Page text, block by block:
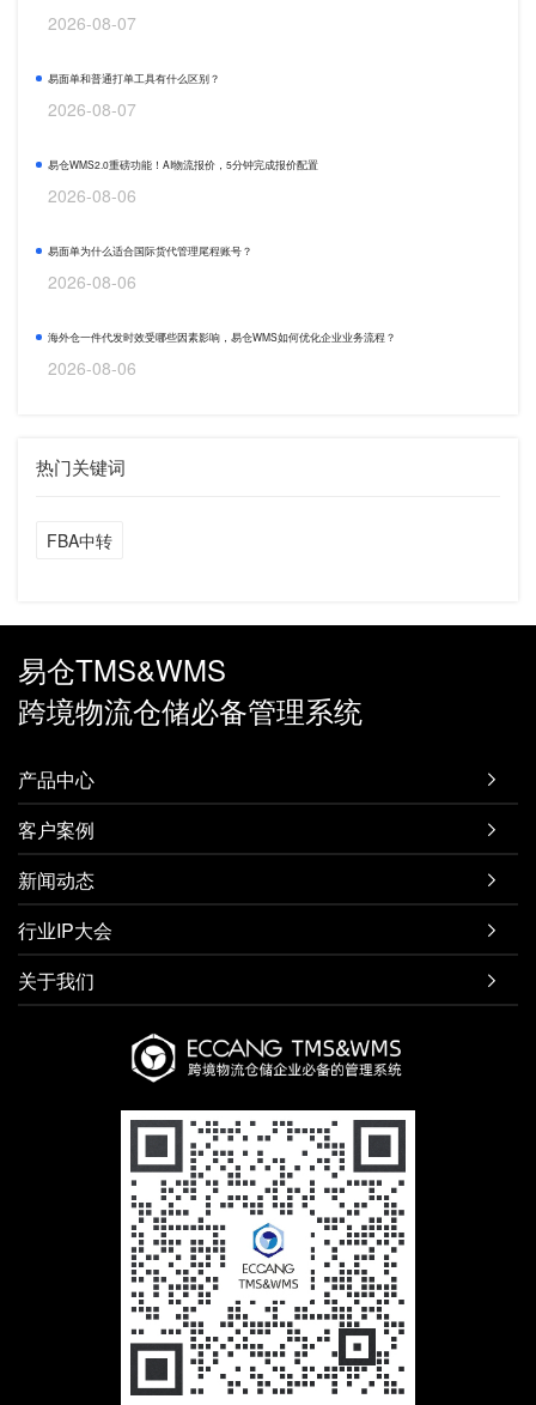
2026-08-07
易面单和普通打单工具有什么区别？
2026-08-07
易仓WMS2.0重磅功能！AI物流报价，5分钟完成报价配置
2026-08-06
易面单为什么适合国际货代管理尾程账号？
2026-08-06
海外仓一件代发时效受哪些因素影响，易仓WMS如何优化企业业务流程？
2026-08-06
热门关键词
FBA中转
易仓TMS&WMS
跨境物流仓储必备管理系统
产品中心 
客户案例 
新闻动态 
行业IP大会 
关于我们 